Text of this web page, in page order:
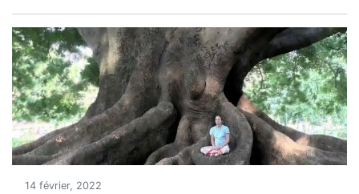
14 février, 2022